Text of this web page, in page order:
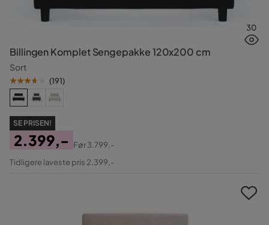
30
Billingen Komplet Sengepakke 120x200 cm
Sort
(191)
SE PRISEN!
Pris
2.399,-
Original
Før3.799,-
Tidligere laveste pris 2.399,-